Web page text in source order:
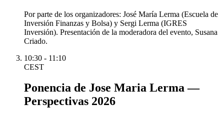
Por parte de los organizadores: José María Lerma (Escuela de
Inversión Finanzas y Bolsa) y Sergi Lerma (IGRES
Inversión). Presentación de la moderadora del evento, Susana
Criado.
10:30 - 11:10
CEST
Ponencia de Jose Maria Lerma —
Perspectivas 2026